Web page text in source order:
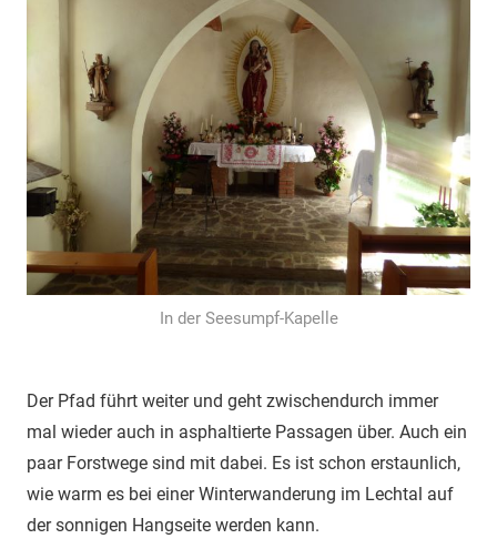
In der Seesumpf-Kapelle
Der Pfad führt weiter und geht zwischendurch immer
mal wieder auch in asphaltierte Passagen über. Auch ein
paar Forstwege sind mit dabei. Es ist schon erstaunlich,
wie warm es bei einer Winterwanderung im Lechtal auf
der sonnigen Hangseite werden kann.